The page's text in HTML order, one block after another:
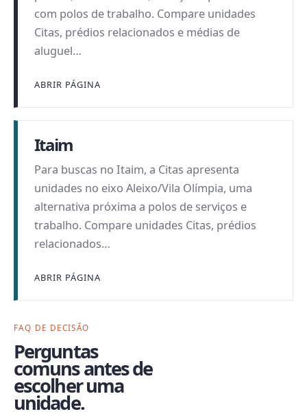
com polos de trabalho. Compare unidades
Citas, prédios relacionados e médias de
aluguel…
ABRIR PÁGINA
Itaim
Para buscas no Itaim, a Citas apresenta
unidades no eixo Aleixo/Vila Olímpia, uma
alternativa próxima a polos de serviços e
trabalho. Compare unidades Citas, prédios
relacionados…
ABRIR PÁGINA
FAQ DE DECISÃO
Perguntas
comuns antes de
escolher uma
unidade.